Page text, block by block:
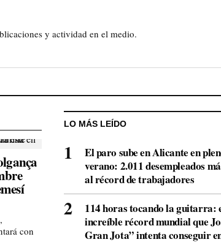
y actividad en el medio.
con
LO MÁS LEÍDO
El paro sube en Alicante en
verano: 2.011 desempleados
al récord de trabajadores
114 horas tocando la guitarra:
increíble récord mundial que
Gran Jota” intenta conseguir